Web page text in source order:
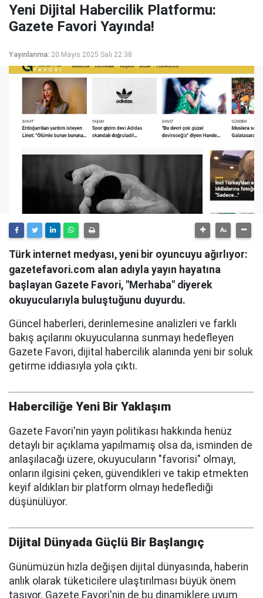
Yeni Dijital Habercilik Platformu:
Gazete Favori Yayında!
Yayınlanma: 20 Mayıs 2025 Salı 22:38
Türk internet medyası, yeni bir oyuncuyu ağırlıyor:
gazetefavori.com alan adıyla yayın hayatına
başlayan Gazete Favori, "Merhaba" diyerek
okuyucularıyla buluştuğunu duyurdu.
Güncel haberleri, derinlemesine analizleri ve farklı
bakış açılarını okuyucularına sunmayı hedefleyen
Gazete Favori, dijital habercilik alanında yeni bir soluk
getirme iddiasıyla yola çıktı.
Haberciliğe Yeni Bir Yaklaşım
Gazete Favori'nin yayın politikası hakkında henüz
detaylı bir açıklama yapılmamış olsa da, isminden de
anlaşılacağı üzere, okuyucuların "favorisi" olmayı,
onların ilgisini çeken, güvendikleri ve takip etmekten
keyif aldıkları bir platform olmayı hedeflediği
düşünülüyor.
Dijital Dünyada Güçlü Bir Başlangıç
Günümüzün hızla değişen dijital dünyasında, haberin
anlık olarak tüketicilere ulaştırılması büyük önem
taşıyor. Gazete Favori'nin de bu dinamiklere uyum